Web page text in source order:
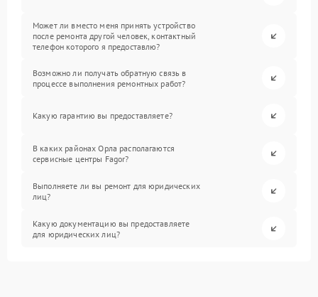
Может ли вместо меня принять устройство
после ремонта другой человек, контактный
телефон которого я предоставлю?
Возможно ли получать обратную связь в
процессе выполнения ремонтных работ?
Какую гарантию вы предоставляете?
В каких районах Орла располагаются
сервисные центры Fagor?
Выполняете ли вы ремонт для юридических
лиц?
Какую документацию вы предоставляете
для юридических лиц?